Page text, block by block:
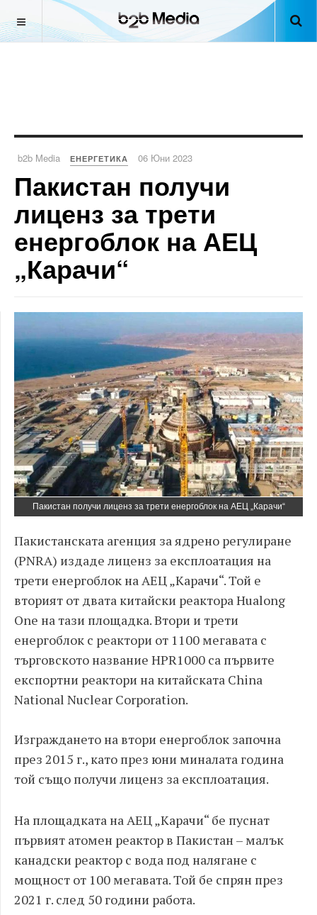
b2b Media ЕНЕРГЕТИКА 06 Юни 2023
Пакистан получи
лиценз за трети
енергоблок на АЕЦ
„Карачи“
Пакистан получи лиценз за трети енергоблок на АЕЦ „Карачи“
Пакистанската агенция за ядрено регулиране
(PNRA) издаде лиценз за експлоатация на
трети енергоблок на АЕЦ „Карачи“. Той е
вторият от двата китайски реактора Hualong
One на тази площадка. Втори и трети
енергоблок с реактори от 1100 мегавата с
търговското название HPR1000 са първите
експортни реактори на китайската China
National Nuclear Corporation.
Изграждането на втори енергоблок започна
през 2015 г., като през юни миналата година
той също получи лиценз за експлоатация.
На площадката на АЕЦ „Карачи“ бе пуснат
първият атомен реактор в Пакистан – малък
канадски реактор с вода под налягане с
мощност от 100 мегавата. Той бе спрян през
2021 г. след 50 години работа.